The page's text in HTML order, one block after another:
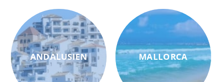
ANDALUSIEN MALLORCA